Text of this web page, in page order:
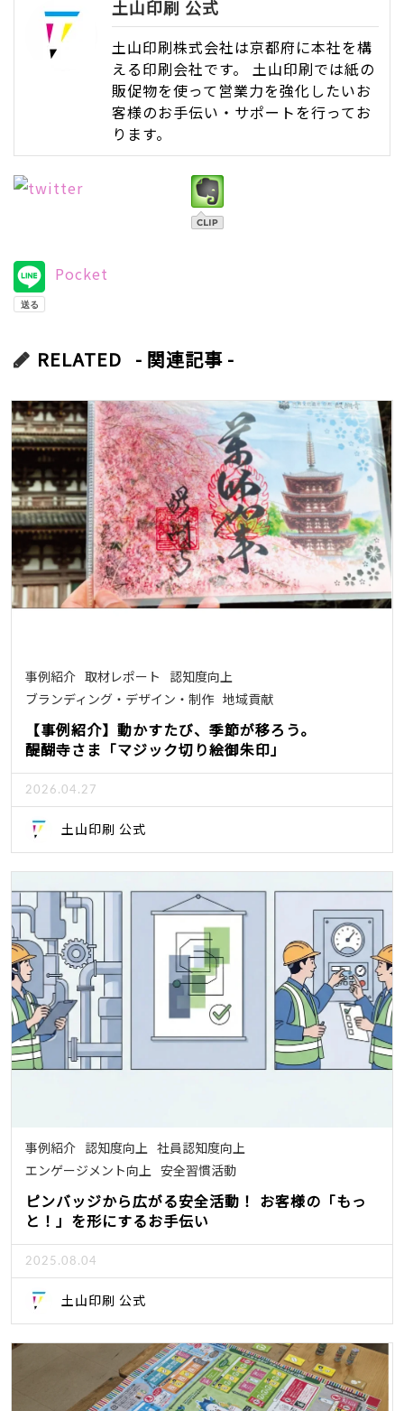
土山印刷 公式
土山印刷株式会社は京都府に本社を構
える印刷会社です。 土山印刷では紙の
販促物を使って営業力を強化したいお
客様のお手伝い・サポートを行ってお
ります。
Pocket
RELATED - 関連記事 -
事例紹介 取材レポート
認知度向上
ブランディング・デザイン・制作 地域貢献
【事例紹介】動かすたび、季節が移ろう。
醍醐寺さま「マジック切り絵御朱印」
2026.04.27
土山印刷 公式
事例紹介 認知度向上 社員認知度向上
エンゲージメント向上 安全習慣活動
ピンバッジから広がる安全活動！ お客様の「もっ
と！」を形にするお手伝い
2025.08.04
土山印刷 公式